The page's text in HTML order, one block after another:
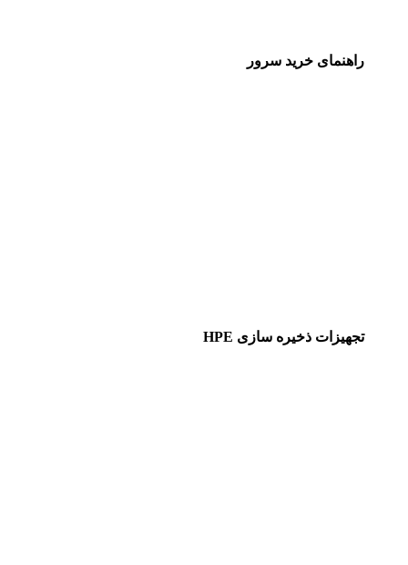
راهنمای خرید سرور
تجهیزات ذخیره سازی HPE